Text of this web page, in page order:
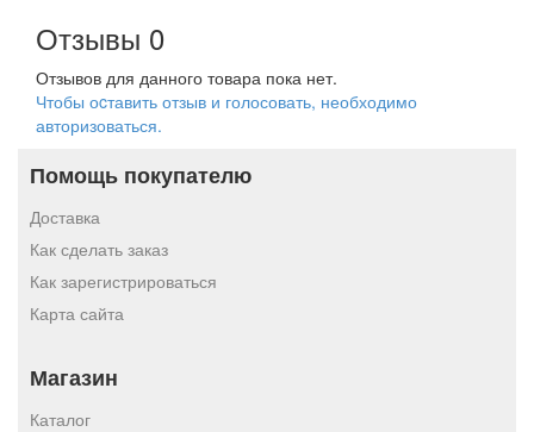
Отзывы 0
Отзывов для данного товара пока нет.
Чтобы оcтавить отзыв и голосовать, необходимо
авторизоваться.
Помощь покупателю
Доставка
Как сделать заказ
Как зарегистрироваться
Карта сайта
Магазин
Каталог